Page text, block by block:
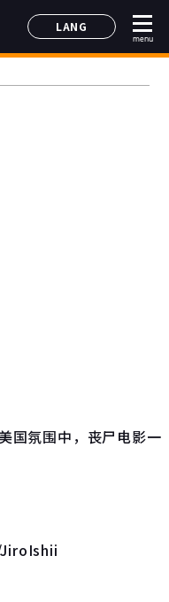
LANG
日本語
menu
国氛围中，丧尸电影一